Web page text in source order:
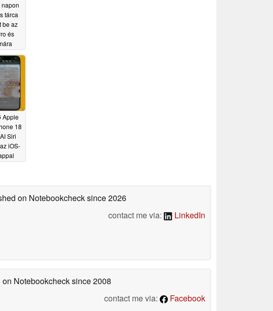
tárca
be az
és
Apple
18
Siri
iOS-
on Notebookchecksince 2026
contact me via:
LinkedIn
Notebookchecksince 2008
contact me via:
Facebook